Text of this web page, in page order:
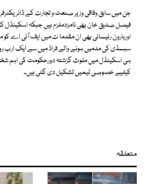
جن میں سابق وفاقی وزیر صنعت و تجارت کے
فیصل صدیق خان بھی نامزدملزم ہیں جبکہ اسکینڈل
اورہارون رئیسانی بھی ان مقدما ت میں ایف آئی اے
سبسڈی کی مدمیں ہونے والے فراڈ میں سے ایک ارب
ہی اسکینڈل میں ملوث گزشتہ دورحکومت کی اہم
کیلیے خصوصی ٹیمیں تشکیل دی گئی ہیں۔
متعلقہ